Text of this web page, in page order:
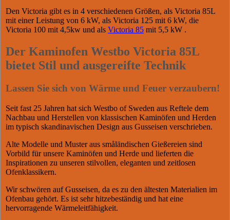
Den Victoria gibt es in 4 verschiedenen Größen, als Victoria 85L
mit einer Leistung von 6 kW, als Victoria 125 mit 6 kW, die
Victoria 100 mit 4,5kw und als Victoria 85 mit 5,5 kW .
Der Kaminofen Westbo Victoria 85L
bietet Stil und ausgereifte Technik
Lassen Sie sich von Wärme und Feuer verzaubern!
Seit fast 25 Jahren hat sich Westbo of Sweden aus Reftele dem
Nachbau und Herstellen von klassischen Kaminöfen und Herden
im typisch skandinavischen Design aus Gusseisen verschrieben.
Alte Modelle und Muster aus småländischen Gießereien sind
Vorbild für unsere Kaminöfen und Herde und lieferten die
Inspirationen zu unseren stilvollen, eleganten und zeitlosen
Ofenklassikern.
Wir schwören auf Gusseisen, da es zu den ältesten Materialien im
Ofenbau gehört. Es ist sehr hitzebeständig und hat eine
hervorragende Wärmeleitfähigkeit.